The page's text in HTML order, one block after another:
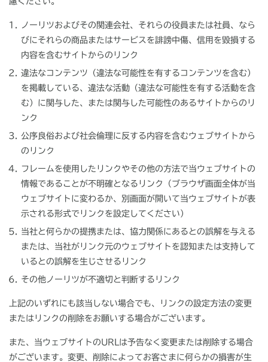
ノーリツおよびその関連会社、それらの役員または社員、なら
びにそれらの商品またはサービスを誹謗中傷、信用を毀損する
内容を含むサイトからのリンク
違法なコンテンツ（違法な可能性を有するコンテンツを含む）
を掲載している、違法な活動（違法な可能性を有する活動を含
む）に関与した、または関与した可能性のあるサイトからのリ
ンク
公序良俗および社会倫理に反する内容を含むウェブサイトから
のリンク
フレームを使用したリンクやその他の方法で当ウェブサイトの
情報であることが不明確となるリンク（ブラウザ画面全体が当
ウェブサイトに変わるか、別画面が開いて当ウェブサイトが表
示される形式でリンクを設定してください）
当社と何らかの提携または、協力関係にあるとの誤解を与える
または、当社がリンク元のウェブサイトを認知または支持して
いるとの誤解を生じさせるリンク
その他ノーリツが不適切と判断するリンク
上記のいずれにも該当しない場合でも、リンクの設定方法の変更
またはリンクの削除をお願いする場合がございます。
また、当ウェブサイトのURLは予告なく変更または削除する場合
がございます。変更、削除によってお客さまに何らかの損害が生